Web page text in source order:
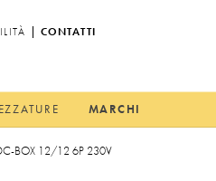
CONTATTI
MARCHI
BOX 12/12 6P 230V